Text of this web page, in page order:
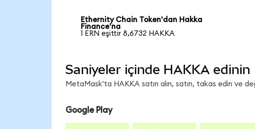
Ethernity Chain Token'dan Hakka
Finance'na
1 ERN eşittir 8,6732 HAKKA
Saniyeler içinde HAKKA edinin
MetaMask'ta HAKKA satın alın, satın, takas edin ve
Google Play